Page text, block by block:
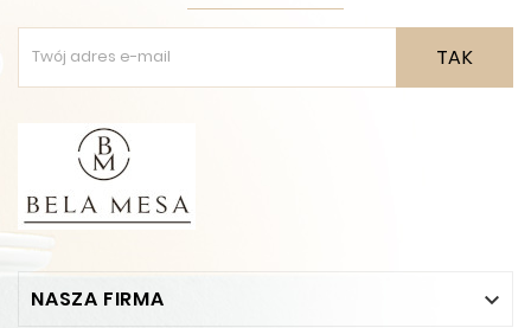
TAK
NASZA FIRMA 